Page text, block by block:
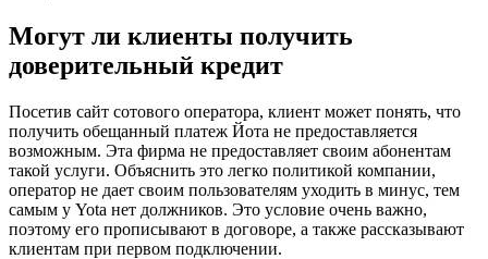
Могут ли клиенты получить
доверительный кредит
Посетив сайт сотового оператора, клиент может понять, что
получить обещанный платеж Йота не предоставляется
возможным. Эта фирма не предоставляет своим абонентам
такой услуги. Объяснить это легко политикой компании,
оператор не дает своим пользователям уходить в минус, тем
самым у Yota нет должников. Это условие очень важно,
поэтому его прописывают в договоре, а также рассказывают
клиентам при первом подключении.